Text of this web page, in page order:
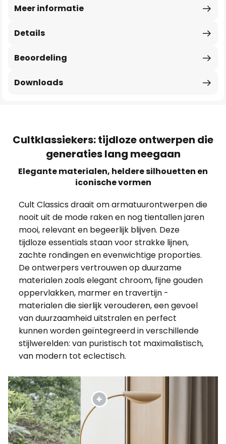
Details
Meer informatie
Beoordeling
Downloads
Cultklassiekers: tijdloze ontwerpen die
generaties lang meegaan
Elegante materialen, heldere silhouetten en
iconische vormen
Cult Classics draait om armatuurontwerpen die
nooit uit de mode raken en nog tientallen jaren
mooi, relevant en begeerlijk blijven. Deze
tijdloze essentials staan voor strakke lijnen,
zachte rondingen en evenwichtige proporties.
De ontwerpers vertrouwen op duurzame
materialen zoals elegant chroom, fijne gouden
oppervlakken, marmer en travertijn -
materialen die sierlijk verouderen, een gevoel
van duurzaamheid uitstralen en perfect
kunnen worden geïntegreerd in verschillende
stijlwerelden: van puristisch tot maximalistisch,
van modern tot eclectisch.